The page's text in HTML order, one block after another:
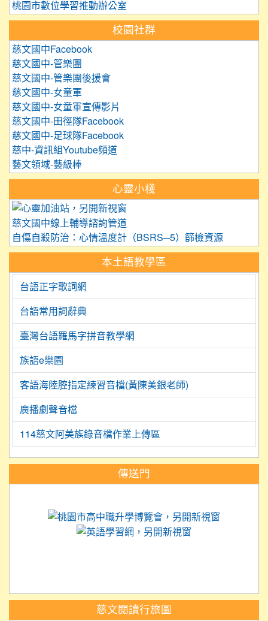
桃園市數位學習推動辦公室
校園社群
慈文國中Facebook
慈文國中-管樂團
慈文國中-管樂團後援會
慈文國中-女童軍
慈文國中-女童軍宣傳影片
慈文國中-田徑隊Facebook
慈文國中-足球隊Facebook
慈中-資訊組Youtube頻道
藝文領域-藝級棒
心靈小棧
慈文國中線上輔導諮詢管道
自傷自殺防治：心情溫度計（BSRS─5）篩檢資源
本土語教學區
台語正字歌詞網
台語常用詞辭典
臺灣台語羅馬字拼音教學網
族語e樂園
客語海陸腔指定練習音檔(黃陳美銀老師)
廣播劇聲音檔
114慈文阿美族錄音檔作業上傳區
傳送門
慈文閱讀行旅圖